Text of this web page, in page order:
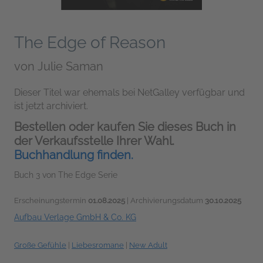
The Edge of Reason
von Julie Saman
Dieser Titel war ehemals bei NetGalley verfügbar und
ist jetzt archiviert.
Bestellen oder kaufen Sie dieses Buch in
der Verkaufsstelle Ihrer Wahl.
Buchhandlung finden.
Buch 3 von The Edge Serie
Erscheinungstermin 01.08.2025 | Archivierungsdatum 30.10.2025
Aufbau Verlage GmbH & Co. KG
Große Gefühle Liebesromane New Adult